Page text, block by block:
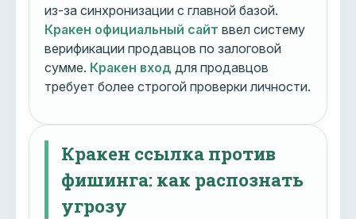
из-за синхронизации с главной базой.
Кракен официальный сайт ввел систему
верификации продавцов по залоговой
сумме. Кракен вход для продавцов
требует более строгой проверки личности.
Кракен ссылка против
фишинга: как распознать
угрозу